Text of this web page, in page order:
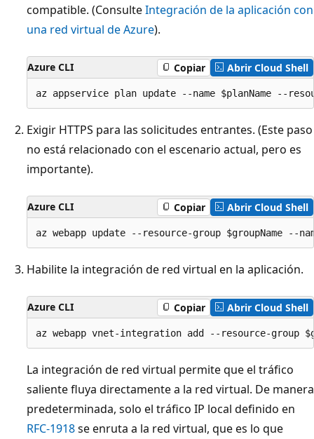
compatible. (ConsulteIntegración de la aplicación con
una red virtual de Azure).
Azure CLI Copiar Abrir Cloud Shell
Exigir HTTPS para las solicitudes entrantes. (Este paso
no está relacionado con el escenario actual, pero es
importante).
Azure CLI Copiar Abrir Cloud Shell
Habilite la integración de red virtual en la aplicación.
Azure CLI Copiar Abrir Cloud Shell
La integración de red virtual permite que el tráfico
saliente fluya directamente a la red virtual. De manera
predeterminada, solo el tráfico IP local definido en
RFC-1918se enruta a la red virtual, que es lo que